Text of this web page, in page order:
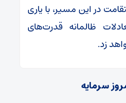
در این مسیر، با یاری
ظالمانه قدرت‌های
زد.
سرمایه